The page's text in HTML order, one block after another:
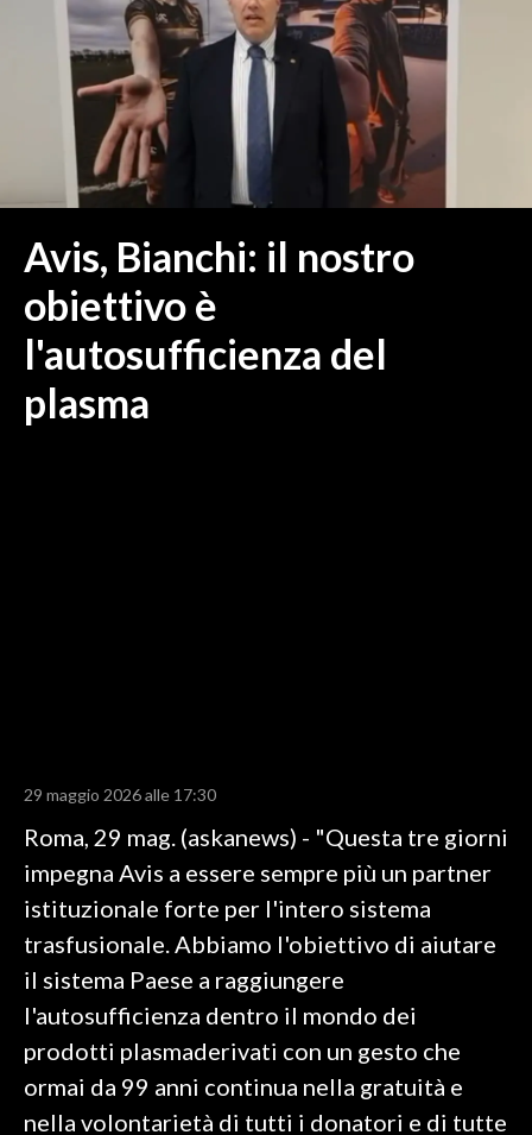
MEDIO CAMPIDANO
ORISTANO E PROVINCIA
SASSARI E PROVINCIA
GALLURA
NUORO E PROVINCIA
OGLIASTRA
CRONACA
ITALIA
MONDO
POLITICA
CALCIO
CULTURA
SPETTACOLI
Avis, Bianchi: il nostro
obiettivo è
l'autosufficienza del
plasma
29 maggio 2026 alle 17:30
Roma, 29 mag. (askanews) - "Questa tre giorni
impegna Avis a essere sempre più un partner
istituzionale forte per l'intero sistema
trasfusionale. Abbiamo l'obiettivo di aiutare
il sistema Paese a raggiungere
l'autosufficienza dentro il mondo dei
prodotti plasmaderivati con un gesto che
ormai da 99 anni continua nella gratuità e
nella volontarietà di tutti i donatori e di tutte